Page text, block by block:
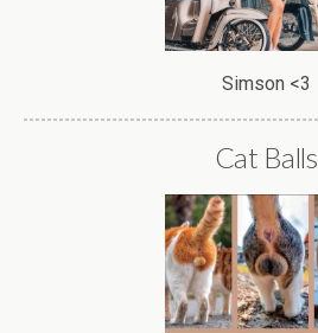
Simson <3
Cat Balls